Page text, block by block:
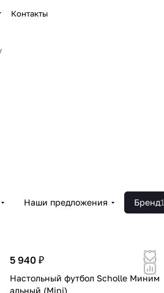
Контакты
Наши предложения Бренд1
5 940 ₽
Настольный футбол Scholle Миним
альный (Mini)